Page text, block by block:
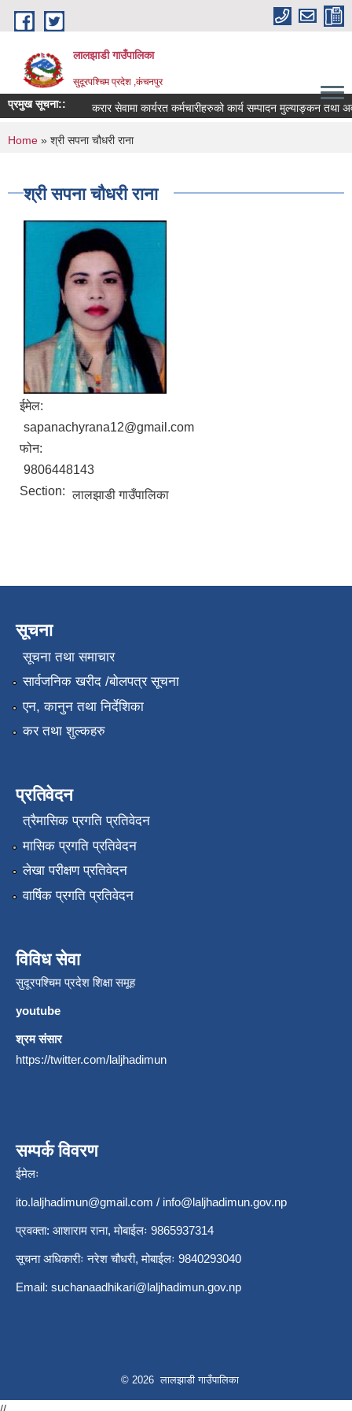
Skip to main content
लालझाडी गाउँपालिका
सुदूरपश्चिम प्रदेश ,कंचनपुर
प्रमुख सूचना:: करार सेवामा कार्यरत कर्मचारीहरुको कार्य सम्पादन मुल्याङ्कन तथा
You are here
Home » श्री सपना चौधरी राना
श्री सपना चौधरी राना
ईमेल:
sapanachyrana12@gmail.com
फोन:
9806448143
Section: लालझाडी गाउँपालिका
सूचना
सूचना तथा समाचार
सार्वजनिक खरीद /बोलपत्र सूचना
एन, कानुन तथा निर्देशिका
कर तथा शुल्कहरु
प्रतिवेदन
त्रैमासिक प्रगति प्रतिवेदन
मासिक प्रगति प्रतिवेदन
लेखा परीक्षण प्रतिवेदन
वार्षिक प्रगति प्रतिवेदन
विविध सेवा
सुदूरपश्चिम प्रदेश शिक्षा समूह
youtube
श्रम संसार
https://twitter.com/laljhadimun
सम्पर्क विवरण
ईमेलः
ito.laljhadimun@gmail.com / info@laljhadimun.gov.np
प्रवक्ता: आशाराम राना, मोबाईलः 9865937314
सूचना अधिकारीः नरेश चौधरी, मोबाईलः 9840293040
Email: suchanaadhikari@laljhadimun.gov.np
© 2026 लालझाडी गाउँपालिका
//